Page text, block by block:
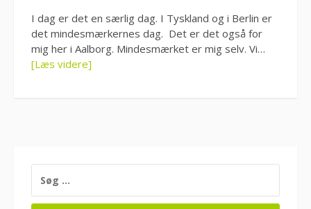
I dag er det en særlig dag. I Tyskland og i Berlin er
det mindesmærkernes dag. Det er det også for
mig her i Aalborg. Mindesmærket er mig selv. Vi…
[Læs videre]
EFTER: